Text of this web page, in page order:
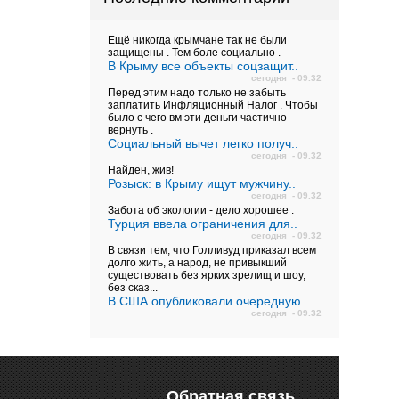
Ещё никогда крымчане так не были
защищены . Тем боле социально .
В Крыму все объекты соцзащит..
сегодня - 09.32
Перед этим надо только не забыть
заплатить Инфляционный Налог . Чтобы
было с чего вм эти деньги частично
вернуть .
Социальный вычет легко получ..
сегодня - 09.32
Найден, жив!
Розыск: в Крыму ищут мужчину..
сегодня - 09.32
Забота об экологии - дело хорошее .
Турция ввела ограничения для..
сегодня - 09.32
В связи тем, что Голливуд приказал всем
долго жить, а народ, не привыкший
существовать без ярких зрелищ и шоу,
без сказ...
В США опубликовали очередную..
сегодня - 09.32